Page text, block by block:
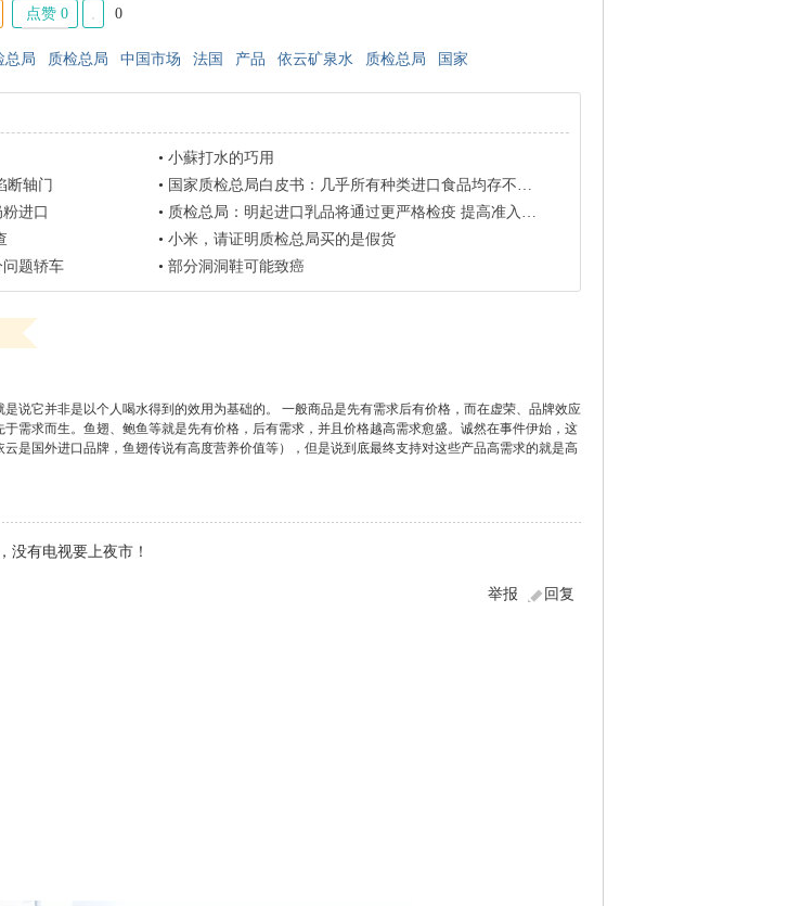
点赞 0 0
总局 质检总局 中国市场 法国 产品 依云矿泉水 质检总局 国家
• 小蘇打水的巧用
断轴门 • 国家质检总局白皮书：几乎所有种类进口食品均存不符标准情况
进口 • 质检总局：明起进口乳品将通过更严格检疫 提高准入门槛
• 小米，请证明质检总局买的是假货
题轿车 • 部分洞洞鞋可能致癌
说它并非是以个人喝水得到的效用为基础的。 一般商品是先有需求后有价格，而在虚荣、品牌效应
需求而生。鱼翅、鲍鱼等就是先有价格，后有需求，并且价格越高需求愈盛。诚然在事件伊始，这
是国外进口品牌，鱼翅传说有高度营养价值等），但是说到底最终支持对这些产品高需求的就是高
没有电视要上夜市！
回复
举报